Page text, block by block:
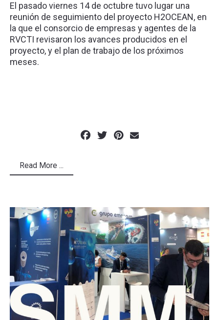
El pasado viernes 14 de octubre tuvo lugar una
reunión de seguimiento del proyecto H2OCEAN, en
la que el consorcio de empresas y agentes de la
RVCTI revisaron los avances producidos en el
proyecto, y el plan de trabajo de los próximos
meses.
Read More ...